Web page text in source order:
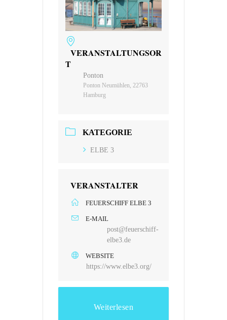
VERANSTALTUNGSOR
T
Ponton
Ponton Neumühlen, 22763
Hamburg
KATEGORIE
ELBE 3
VERANSTALTER
FEUERSCHIFF ELBE 3
E-MAIL
post@feuerschiff-
elbe3.de
WEBSITE
https://www.elbe3.org/
Weiterlesen